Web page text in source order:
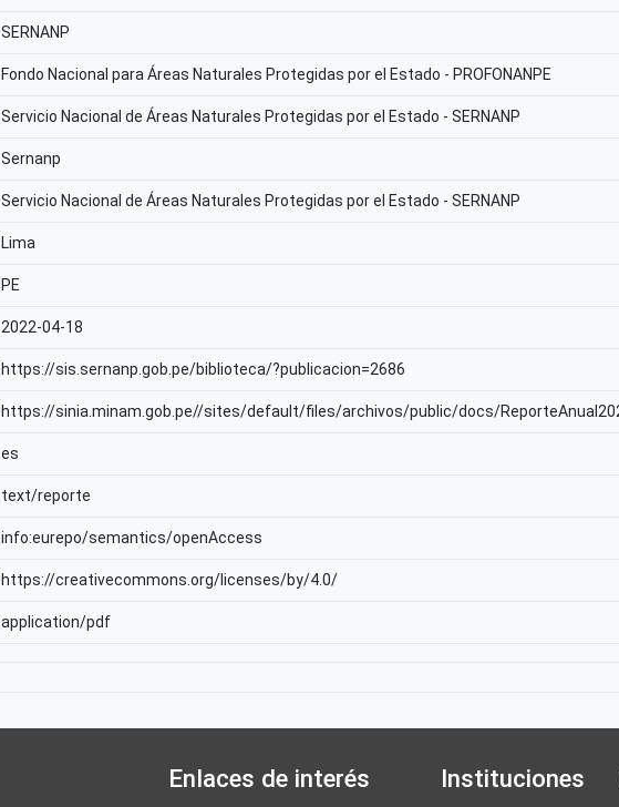
SERNANP
Fondo Nacional para Áreas Naturales Protegidas por el Estado - PROFONANPE
Servicio Nacional de Áreas Naturales Protegidas por el Estado - SERNANP
Sernanp
Servicio Nacional de Áreas Naturales Protegidas por el Estado - SERNANP
Lima
PE
2022-04-18
https://sis.sernanp.gob.pe/biblioteca/?publicacion=2686
https://sinia.minam.gob.pe//sites/default/files/archivos/public/docs/
es
text/reporte
info:eurepo/semantics/openAccess
https://creativecommons.org/licenses/by/4.0/
application/pdf
Enlaces de interés Instituciones